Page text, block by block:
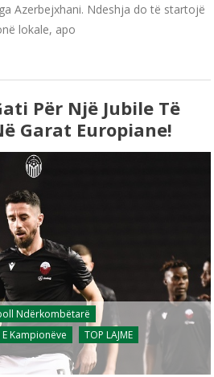
Azerbejxhani. Ndeshja do të startojë
lokale, apo
Për Një Jubile Të
Garat Europiane!
Ndërkombëtarë
E Kampionëve TOP LAJME